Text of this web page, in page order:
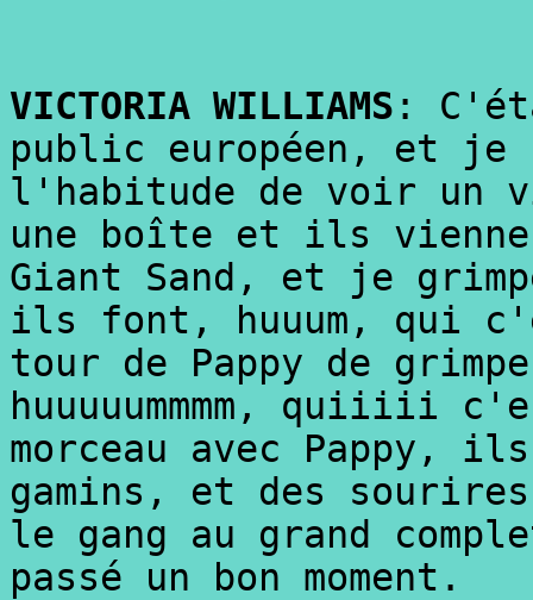
VICTORIA WILLIAMS :
public européen, et
l'habitude de voir un
une boîte et ils
Giant Sand, et je
ils font, huuum, qui
tour de Pappy de
huuuuummmm, quiiiii
morceau avec Pappy,
gamins, et des
le gang au grand
passé un bon moment.